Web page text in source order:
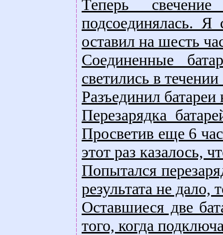
Теперь
подсоединялась. Я
оставил на шесть
Соединенные
светились в
Разъединил батареи
Перезарядка
Просветив еще 6
этот раз казалось,
Попытался
результата не дало,
Оставшиеся две
того, когда